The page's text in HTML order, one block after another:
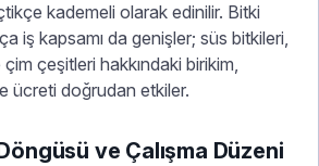
kademeli olarak edinilir. Bitki
iş kapsamı da genişler; süs bitkileri,
çeşitleri hakkındaki birikim,
ücreti doğrudan etkiler.
ve Çalışma Düzeni